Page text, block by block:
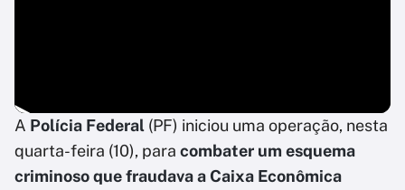
A Polícia Federal (PF) iniciou uma operação, nesta
quarta-feira (10), para combater um esquema
criminoso que fraudava aCaixa Econômica